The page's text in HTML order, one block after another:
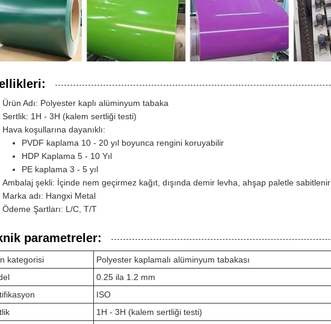
Ürün Adı: Polyester kaplı alüminyum tabaka
Sertlik: 1H - 3H (kalem sertliği testi)
Hava koşullarına dayanıklı:
PVDF kaplama 10 - 20 yıl boyunca rengini koruyabilir
HDP Kaplama 5 - 10 Yıl
PE kaplama 3 - 5 yıl
Ambalaj şekli: İçinde nem geçirmez kağıt, dışında demir levha, ahşap paletle sabitlenir
Marka adı: Hangxi Metal
Ödeme Şartları: L/C, T/T
parametreler:
kategorisi
Polyester kaplamalı alüminyum tabakası
0.25 ila 1.2 mm
ISO
1H - 3H (kalem sertliği testi)